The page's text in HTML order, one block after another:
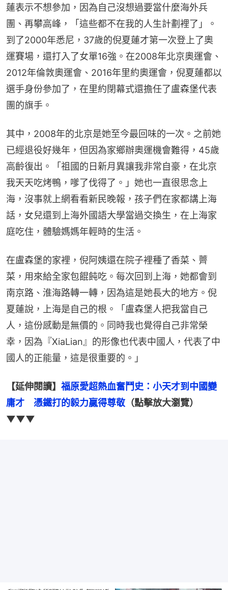
蓮表示不想參加，因為自己沒想過要當什麼海外兵
團、再攀高峰，「這些都不在我的人生計劃裡了」。
到了2000年悉尼，37歲的倪夏蓮才第一次登上了奧
運賽場，還打入了女單16強。在2008年北京奧運會、
2012年倫敦奧運會、2016年里約奧運會，倪夏蓮都以
選手身份參加了，在里約閉幕式還擔任了盧森堡代表
團的旗手。
其中，2008年的北京是她至今最回味的一次。之前她
已經退役好幾年，但因為家鄉辦奧運機會難得，45歲
高齡復出。「祖國的日新月異讓我非常自豪，在北京
我天天吃烤鴨，嗲了伐得了。」她也一直很思念上
海，沒事就上網看看新民晚報，孩子們在家都講上海
話，女兒還到上海外國語大學當過交換生，在上海家
庭吃住，體驗媽媽年輕時的生活。
在盧森堡的家裡，倪阿姨還在院子裡種了香菜、薺
菜，用來給全家包餛飩吃。每次回到上海，她都會到
南京路、淮海路轉一轉，因為這是她長大的地方。倪
夏蓮說，上海是自己的根。「盧森堡人把我當自己
人，這份感動是無價的。同時我也覺得自己非常榮
幸，因為『XiaLian』的形像也代表中國人，代表了中
國人的正能量，這是很重要的。」
【延伸閱讀】 福原愛超熱血奮鬥史：小天才到中國變
庸才　憑鐵打的毅力贏得尊敬 （點擊放大瀏覽）
▼▼▼